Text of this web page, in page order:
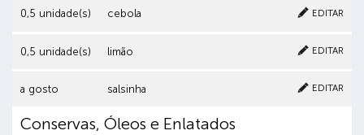
0,5 unidade(s) cebola EDITAR
Clique aqui para excluir o item Cancelar
0,5 unidade(s) limão EDITAR
Clique aqui para excluir o item Cancelar
a gosto salsinha EDITAR
Conservas, Óleos e Enlatados
Clique aqui para excluir o item